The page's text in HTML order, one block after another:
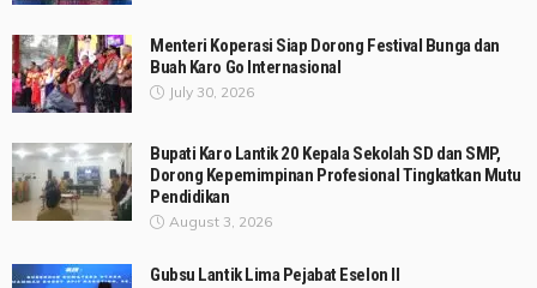
Menteri Koperasi Siap Dorong Festival Bunga dan
Buah Karo Go Internasional
July 30, 2026
Bupati Karo Lantik 20 Kepala Sekolah SD dan SMP,
Dorong Kepemimpinan Profesional Tingkatkan Mutu
Pendidikan
August 3, 2026
Gubsu Lantik Lima Pejabat Eselon II